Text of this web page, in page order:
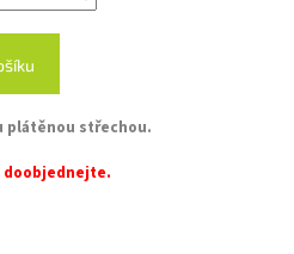
plátěnou střechou.
doobjednejte.